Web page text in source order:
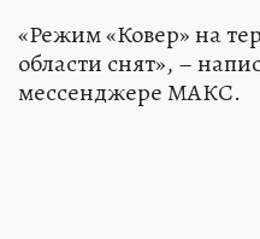
«Режим «Ковер» на
области снят», –
мессенджере МАКС.